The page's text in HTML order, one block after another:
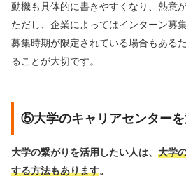
動機も具体的に書きやすくなり、熱意
ただし、企業によってはインターン募
募集時期が限定されている場合もある
ることが大切です。
⑤大学のキャリアセンター
大学の繋がりを活用したい人は、 大学
する方法もあります。